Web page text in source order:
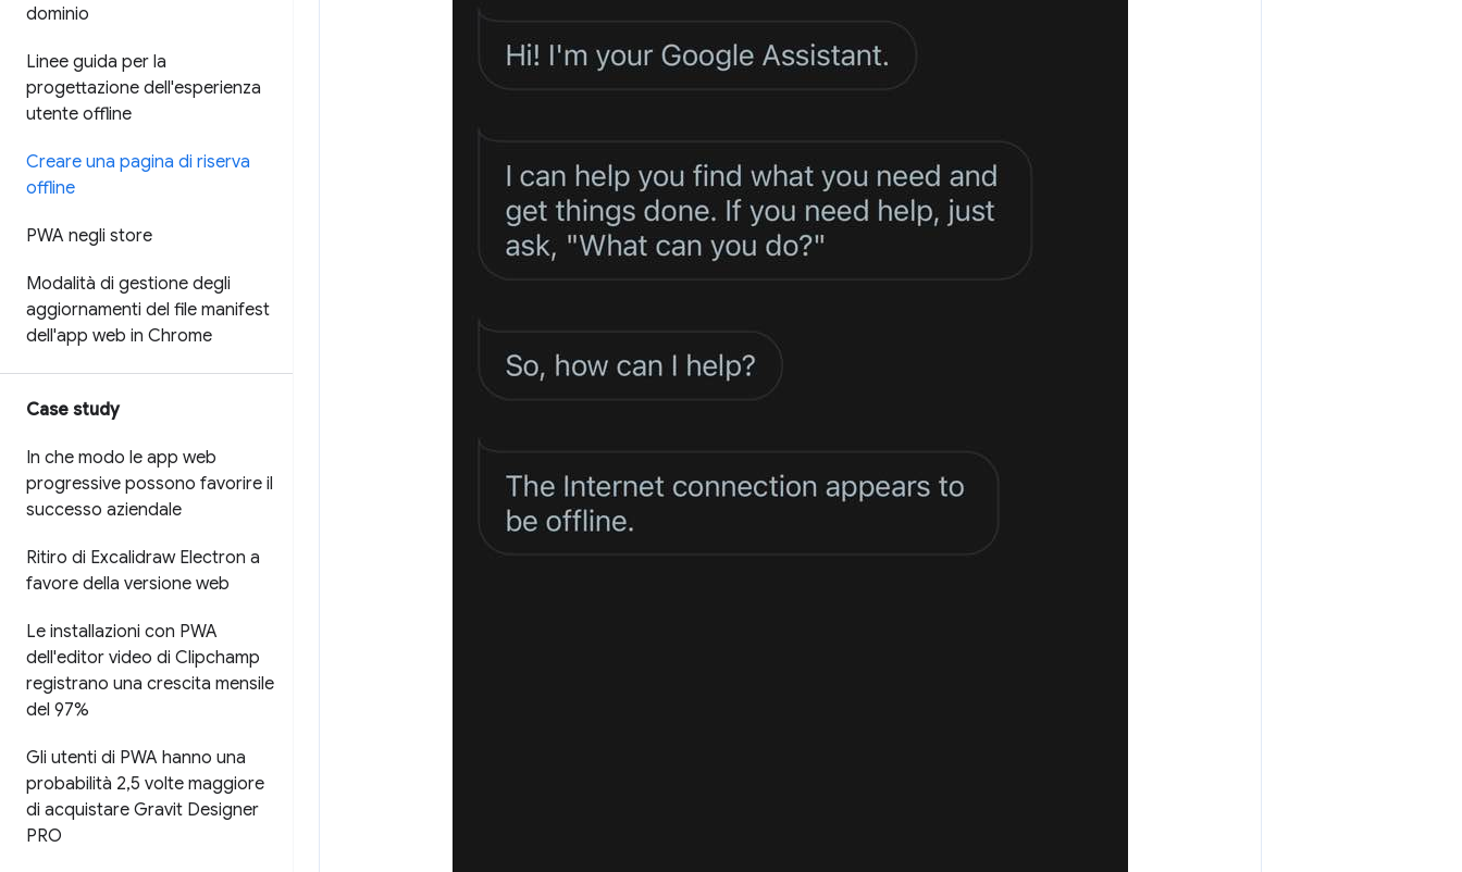
dominio
Linee guida per la
progettazione dell'esperienza
utente offline
Creare una pagina di riserva
offline
PWA negli store
Modalità di gestione degli
aggiornamenti del file manifest
dell'app web in Chrome
Case study
In che modo le app web
progressive possono favorire il
successo aziendale
Ritiro di Excalidraw Electron a
favore della versione web
Le installazioni con PWA
dell'editor video di Clipchamp
registrano una crescita mensile
del 97%
Gli utenti di PWA hanno una
probabilità 2,5 volte maggiore
di acquistare Gravit Designer
PRO